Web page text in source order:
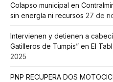
Colapso municipal en
sin energía ni recursos 27 de
Intervienen y detienen a
Gatilleros de Tumpis” en El
2025
PNP RECUPERA DOS